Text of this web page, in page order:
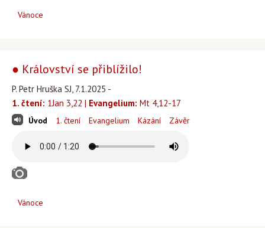
Vánoce
● Království se přiblížilo!
P. Petr Hruška SJ, 7.1.2025 -
1. čtení: 1Jan 3,22 | Evangelium: Mt 4,12-17
Úvod 1. čtení Evangelium Kázání Závěr
Vánoce